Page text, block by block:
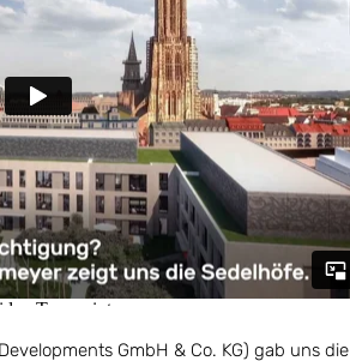
GmbH & Co. KG) gab uns die